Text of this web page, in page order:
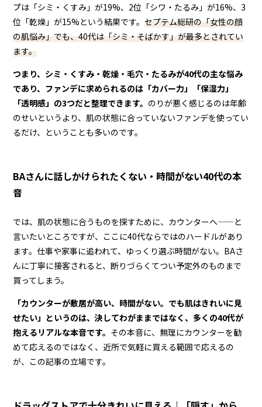
プは「シミ・くすみ」が19%、2位「シワ・たるみ」が16%、3
位「乾燥」が15%という結果です。セプテム総研の「女性の顔
の肌悩み」でも、40代は「シミ・そばかす」が最多とされてい
ます。
つまり、シミ・くすみ・乾燥・毛穴・たるみが40代の主な悩み
であり、ファンデに求められるのは「カバー力」「保湿力」
「透明感」の3つだと整理できます。 のりが悪く感じるのは年齢
のせいというより、肌の状態に合っていないファンデを使ってい
るだけ、ということも多いのです。
BAさんに話しかけられたくない・時間がない40代の本
音
では、肌の状態に合うものを探すために、カウンターへ——と
言いたいところですが、ここに40代ならではのハードルがあり
ます。仕事や家事に追われて、ゆっくり選ぶ時間がない。BAさ
んに丁寧に接客されると、断りづらくてつい予定外のものまで
買ってしまう。
「カウンターが敷居が高い、時間がない。でも肌はきれいに見
せたい」というのは、決してわがままではなく、多くの40代が
抱えるリアルな本音です。 その本音に、無理にカウンターを勧
めて応えるのではなく、近所で気軽に買える範囲で応えるの
が、この記事の立場です。